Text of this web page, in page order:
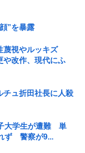
”を暴露
蔑視やルッキズ
改作、現代にふ
チュ折田社長に人殺
大学生が遭難 単
ず 警察が9...